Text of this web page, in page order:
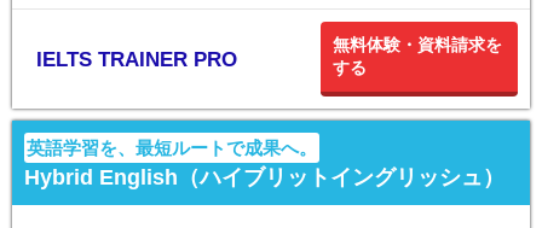
IELTS TRAINER PRO
無料体験・資料請求を
する
英語学習を、最短ルートで成果へ。
Hybrid English（ハイブリットイングリッシュ）